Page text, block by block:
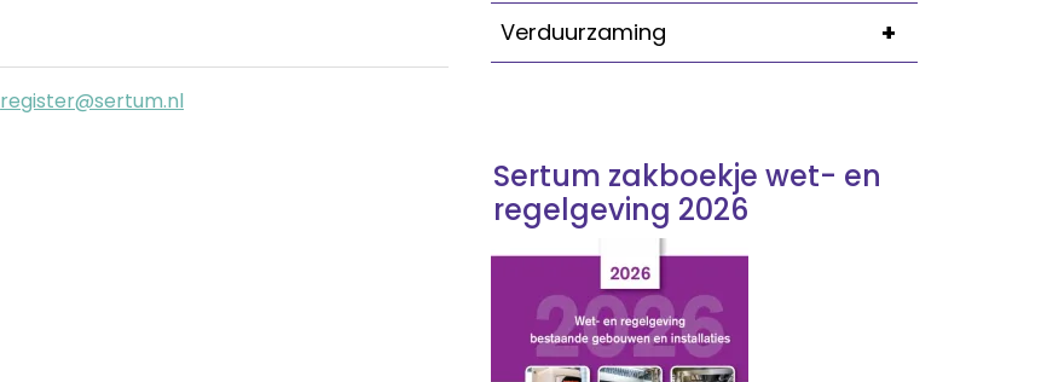
register@sertum.nl
+
Verduurzaming
Sertum zakboekje wet- en
regelgeving 2026